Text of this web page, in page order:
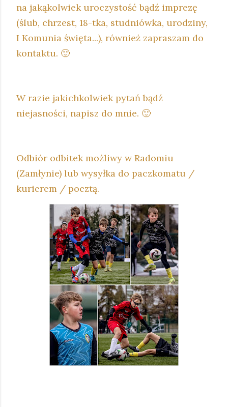
na jakąkolwiek uroczystość bądź imprezę
(ślub, chrzest, 18-tka, studniówka, urodziny,
I Komunia święta...), również zapraszam do
kontaktu. 🙂
W razie jakichkolwiek pytań bądź
niejasności, napisz do mnie. 🙂
Odbiór odbitek możliwy w Radomiu
(Zamłynie) lub wysyłka do paczkomatu /
kurierem / pocztą.